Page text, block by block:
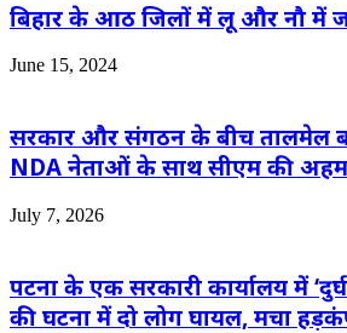
बिहार के आठ जिलों में लू और नौ में
June 15, 2024
सरकार और संगठन के बीच तालमेल
NDA नेताओं के साथ सीएम की
July 7, 2026
पटना के एक सरकारी कार्यालय में
की घटना में दो लोग घायल, मचा